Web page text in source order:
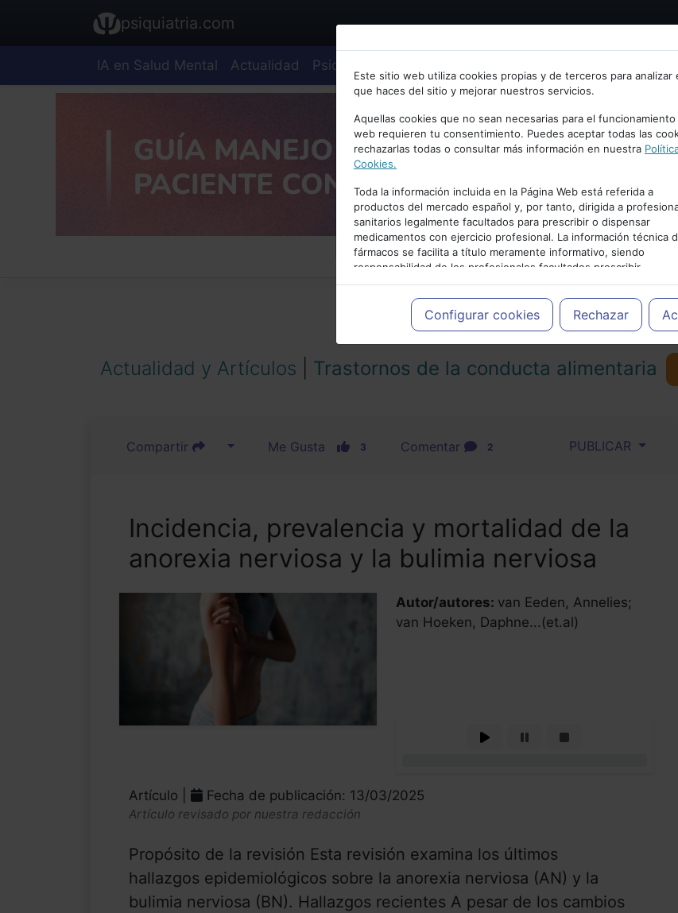
Bienvenid@ a psiquiatria.com
Escribe tu Email
Accede o regístrate con tu email.
psiquiatria.com
IA en Salud Mental Actualidad Psiquiatría
Este sitio web utiliza cookies propias y de terceros para analizar
que haces del sitio y mejorar nuestros servicios.
Aquellas cookies que no sean necesarias para el funcionamiento
web requieren tu consentimiento. Puedes aceptar todas las
rechazarlas todas o consultar más información en nuestra
Cookies.
Toda la información incluida en la Página Web está referida a
productos del mercado español y, por tanto, dirigida a
sanitarios legalmente facultados para prescribir o dispensar
medicamentos con ejercicio profesional. La información técnica
fármacos se facilita a título meramente informativo, siendo
responsabilidad de los profesionales facultados prescribir
medicamentos y decidir, en cada caso concreto, el tratamiento
adecuado a las necesidades del paciente.
Configurar cookies Rechazar
PUBLICIDAD
Actualidad y Artículos Trastornos de la conducta alimentaria
Compartir Me Gusta 3 Comentar 2 PUBLICAR
Incidencia, prevalencia y mortalidad de la
anorexia nerviosa y la bulimia nerviosa
Autor/autores: van Eeden, Annelies;
van Hoeken, Daphne...(et.al)
Artículo | Fecha de publicación: 13/03/2025
Artículo revisado por nuestra redacción
Propósito de la revisión Esta revisión examina los últimos
hallazgos epidemiológicos sobre la anorexia nerviosa (AN) y la
bulimia nerviosa (BN). Hallazgos recientes A pesar de los cambios